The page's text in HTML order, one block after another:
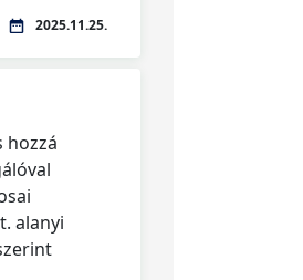
2025.11.25.
hozzá
alanyi